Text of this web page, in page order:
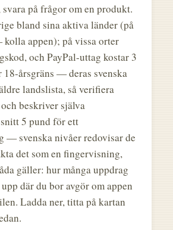
på frågor om en produkt.
bland sina aktiva länder (på
appen); på vissa orter
och PayPal-uttag kostar 3
18-årsgräns — deras svenska
landslista, så verifiera
beskriver själva
5 pund för ett
— svenska nivåer redovisar de
det som en fingervisning,
gäller: hur många uppdrag
där du bor avgör om appen
Ladda ner, titta på kartan